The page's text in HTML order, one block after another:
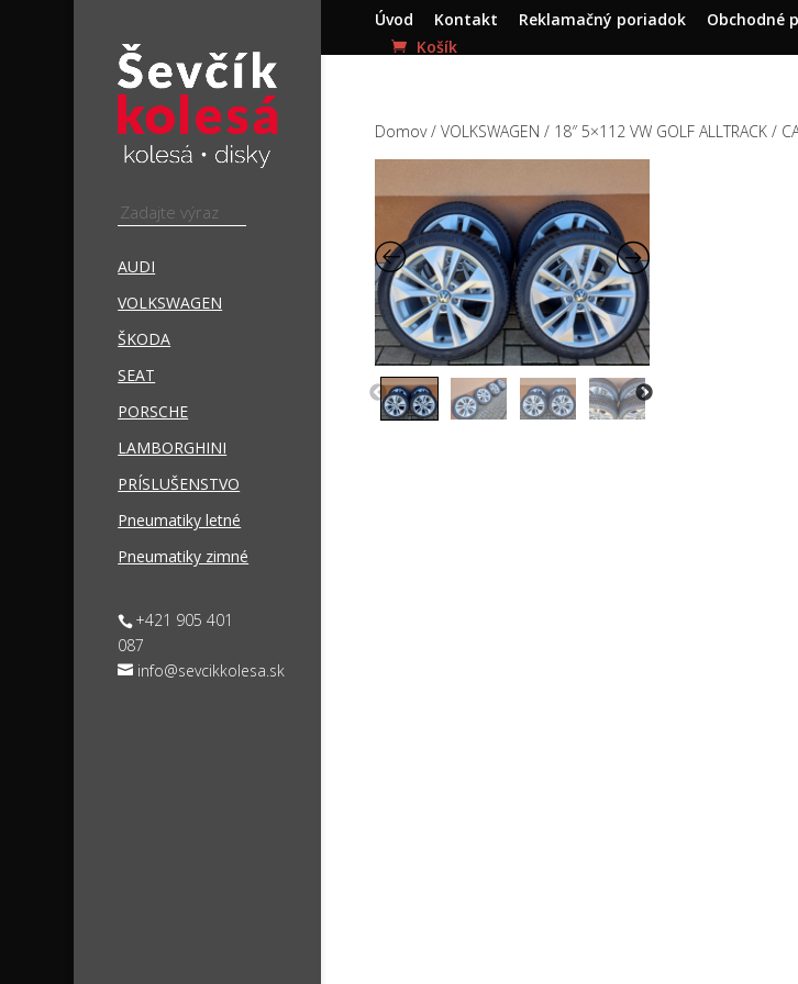
Úvod Kontakt Reklamačný poriadok Obchodné
AUDI
VOLKSWAGEN
ŠKODA
SEAT
PORSCHE
LAMBORGHINI
PRÍSLUŠENSTVO
Pneumatiky letné
Pneumatiky zimné
+421 905 401
087
info@sevcikkolesa.sk
Domov/VOLKSWAGEN / 18″ 5×112 VW GOLF ALLTRACK /